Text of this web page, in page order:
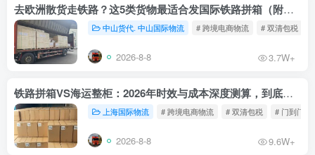
去欧洲散货走铁路？这5类货物最适合发国际铁路拼箱（附禁运清单）
中山货代. 中山国际物流 # 跨境电商物流 # 双清包税
2026-8-8 3.7W+
铁路拼箱VS海运整柜：2026年时效与成本深度测算，到底能省多少钱？
上海国际物流 # 跨境电商物流 # 双清包税 # 门到门物
2026-8-8 9.6W+